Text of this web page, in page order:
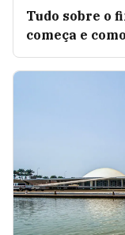
Tudo sobre o
começa e